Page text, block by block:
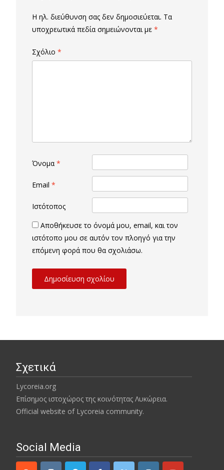
Η ηλ. διεύθυνση σας δεν δημοσιεύεται. Τα
υποχρεωτικά πεδία σημειώνονται με *
Σχόλιο *
Όνομα *
Email *
Ιστότοπος
Αποθήκευσε το όνομά μου, email, και τον
ιστότοπο μου σε αυτόν τον πλοηγό για την
επόμενη φορά που θα σχολιάσω.
Σχετικά
Lycoreia.org
Επίσημος ιστοχώρος της κοινότητας Λυκώρεια.
Official website of Lycoreia community.
Social Media